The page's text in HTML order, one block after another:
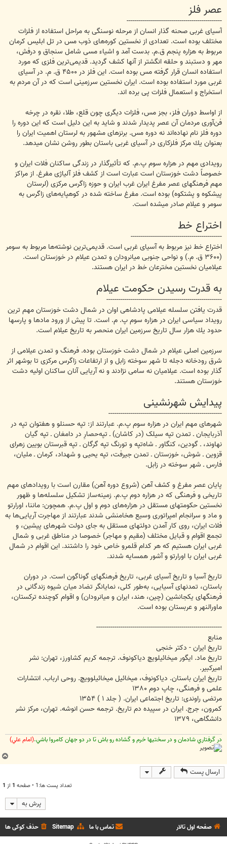
عصر فلز
-----------------------------------------------
آسیای غربی صحنه گذار انسان از مرحله نوسنگی به مراحل استفاده از فلزات
مختلف بوده است. تعدادی از نخستین كوره‌های ذوب مس در تل ابليس كرمان
مربوط به هزاره پنجم ق.م. بدست آمد و اشیاء مسی شامل سنجاق و درفش،
مهر و دستبند و حلقه انگشتر از آنها كشف گرديد. قدیمی‌ترین فلزی كه مورد
استفاده انسان قرار گرفته مس بوده است. این فلز در ۴۵۰۰ ق. م. در آسیای
غربی مورد استفاده بوده است. ایران نخستین سرزمینی است كه در آن مردم به
استخراج و استعمال فلزات پی برده اند.
از اواسط دوران فلز، بجز مس، فلزات دیگری چون قلع، طلا، نقره در چرخه
فن‌آوری مردمان آن عصر پدیدار شدند و شاید به این دلیل است كه این دوره را
دوره فلز نام نهاده‌اند نه دوره مس. برنزهای مشهور به لرستان اهمیت ایران را
بعنوان یك مركز فلزكاری در آسیای غربی باستان بطور روشن نشان میدهد.
رویدادی مهم در هزاره سوم پ.م. كه تأثیرگذار در زندگی ساكنان فلات ایران و
خصوصاً دشت خوزستان است عبارت است از كشف فلز آلیاژی مفرغ. از مراكز
مهم فرهنگهای عصر مفرغ ایران غرب ایران و حوزه زاگرس مركزی (لرستان
پیشكوه و پشتكوه) بوده است. مفرغ ساخته شده در كوهپایه‌های زاگرس به
سومر و عیلام صادر میشده است.
اختراع خط
---------------------------------------------
اختراع خط نیز مربوط به آسیای غربی است. قدیمی‌ترین نوشته‌ها مربوط به سومر
(۳۶۰۰ ق. م.) و نواحی جنوبی میانرودان و تمدن عیلام در خوزستان است.
عیلامیان نخستین مخترعان خط در ایران هستند.
به قدرت رسیدن حكومت عیلام
---------------------------------------------------------
قدرت یافتن سلسله عیلامی پادشاهی اوان در شمال دشت خوزستان مهم ‌ترین
رویداد سیاسی ایران در هزاره سوم پ. م. است. تا پیش از ورود مادها و پارسها
حدود یك هزار سال تاریخ سرزمین ایران منحصر به تاریخ عیلام است.
سرزمین اصلی عیلام در شمال دشت خوزستان بوده. فرهنگ و تمدن عیلامی از
شرق رودخانه دجله تا شهر سوخته زابل و از ارتفاعات زاگرس مركزی تا بوشهر اثر
گذار بوده است. عیلامیان نه سامی نژادند و نه آریایی آنان ساكنان اوليه دشت
خوزستان هستند.
پیدایش شهرنشینی
--------------------------------------------------------
شهرهای مهم ایران در هزاره سوم پ.م. عبارتند از: تپه حسنلو و هفتوان تپه در
آذربایجان ـ تمدن تپه سیلک (در کاشان) ـ تپه‌حصارِ در دامغان ـ تپه گیان
نهاوند، ـ گودین، كنگاور ـ شاه‌تپه و تورنگ تپه گرگان ـ تپه قبرستان بویین زهرای
قزوين ـ شوش، خوزستان ـ تمدن جیرفت، تپه یحیی و شهداد، كرمان ـ ملیان،
فارس ـ شهر سوخته در زابل.
پایان عصر مفرغ و كشف آهن (شروع دوره آهن) مقارن است با رویدادهای مهم
تاریخی و فرهنگی كه در هزاره دوم پ.م. زمینه‌ساز تشكیل سلسله‌ها و ظهور
نخستین حكومتهای مستقل در هزاره‌های دوم و اول پ.م. همچون: ماننا، اورارتو
و ماد و سرانجام امپراتوری وسیع هخامنشی شدند عبارتند از مهاجرت آریایی‌ها به
فلات ایران، روی كار آمدن دولتهای مستقل به جای دولت شهرهای پیشين، و
تجمع اقوام و قبایل مختلف (مقیم و مهاجر) خصوصا در مناطق غربی و شمال
غربی ایران هستیم كه هر كدام قلمرو خاص خود را داشتند. این اقوام در شمال
غربی ایران با اورارتو و آشور همسایه شدند.
تاریخ آسیا و تاریخ آسیای غربی، تاریخ فرهنگهای گوناگون است. در دوران
باستان، تمدنهای آسیایی، به‌طور كلی، نمایانگر تضاد میان شیوه زندگانی در
فرهنگهای یكجانشین (چین، هند، ایران و میانرودان) و اقوام كوچنده تركستان،
ماورالنهر و عربستان بوده است.
--------------------------------------------------------------
منابع
تاریخ ایران - دکتر خنجی
تاریخ ماد. ایگور میخائیلویچ دیاکونوف. ترجمه کریم کشاورز، تهران: نشر
امیرکبیر.
تاريخ ايران باستان. دياكونوف، ميخائيل ميخائيلوويچ. روحی ارباب. انتشارات
علمی و فرهنگی، چاپ دوم ۱۳۸۰
مرتضی راوندی: تاریخ اجتماعی ایران. ( جلد ۱ ) ۱۳۵۴
کمرون، جرج. ایران در سپیده دم تاریخ. ترجمه حسن انوشه. تهران، مرکز نشر
دانشگاهی، ۱۳۷۹
در گرفتاري شادمان و در سختيها خرم و گشاده رو باش تا در دو جهان کامروا باشي.(امام علي)
ارسال پست
تعداد پست ها:1 • صفحه 1 از 1
پرش به
صفحه اول تالار حذف کوکی ها Sitemap تماس با ما